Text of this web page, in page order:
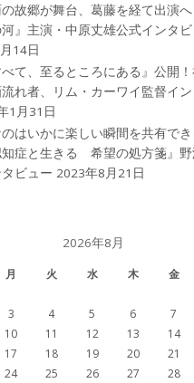
故郷が舞台、葛藤を経て出演
河』主演・中原丈雄公式インタ
14日
て、至るところにある』公開
れ者、リム・カーワイ監督イン
1月31日
のはいかに楽しい瞬間を共有でき
症と生きる 希望の処方箋』野
ビュー 2023年8月21日
2026年8月
月 火 水 木 金
3 4 5 6 7
10 11 12 13 14
17 18 19 20 21
24 25 26 27 28